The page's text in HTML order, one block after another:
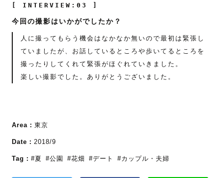
[ INTERVIEW:03 ]
今回の撮影はいかがでしたか？
人に撮ってもらう機会はなかなか無いので最初は緊張し
ていましたが、お話しているところや歩いてるところを
撮ったりしてくれて緊張がほぐれていきました。
楽しい撮影でした。ありがとうございました。
Area： 東京
Date： 2018/9
Tag： #夏 #公園 #花畑 #デート #カップル・夫婦